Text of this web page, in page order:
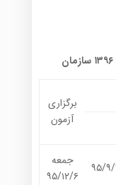
برگزاری
آزمون
جمعه
۹۵/۱۲/۶